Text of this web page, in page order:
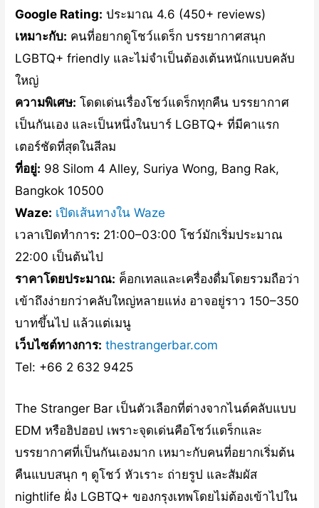
Google Rating: ประมาณ 4.6 (450+ reviews)
เหมาะกับ: คนที่อยากดูโชว์แดร็ก บรรยากาศสนุก
LGBTQ+ friendly และไม่จำเป็นต้องเต้นหนักแบบคลับ
ใหญ่
ความพิเศษ: โดดเด่นเรื่องโชว์แดร็กทุกคืน บรรยากาศ
เป็นกันเอง และเป็นหนึ่งในบาร์ LGBTQ+ ที่มีคาแรก
เตอร์ชัดที่สุดในสีลม
ที่อยู่: 98 Silom 4 Alley, Suriya Wong, Bang Rak,
Bangkok 10500
Waze: เปิดเส้นทางใน Waze
เวลาเปิดทำการ: 21:00–03:00 โชว์มักเริ่มประมาณ
22:00 เป็นต้นไป
ราคาโดยประมาณ: ค็อกเทลและเครื่องดื่มโดยรวมถือว่า
เข้าถึงง่ายกว่าคลับใหญ่หลายแห่ง อาจอยู่ราว 150–350
บาทขึ้นไป แล้วแต่เมนู
เว็บไซต์ทางการ: thestrangerbar.com
Tel: +66 2 632 9425
The Stranger Bar เป็นตัวเลือกที่ต่างจากไนต์คลับแบบ
EDM หรือฮิปฮอป เพราะจุดเด่นคือโชว์แดร็กและ
บรรยากาศที่เป็นกันเองมาก เหมาะกับคนที่อยากเริ่มต้น
คืนแบบสนุก ๆ ดูโชว์ หัวเราะ ถ่ายรูป และสัมผัส
nightlife ฝั่ง LGBTQ+ ของกรุงเทพโดยไม่ต้องเข้าไปใน